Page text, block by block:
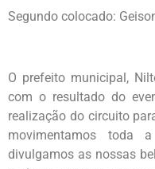
Segundo colocado:
O prefeito municipal,
com o resultado do
realização do circuito
movimentamos toda
divulgamos as nossas